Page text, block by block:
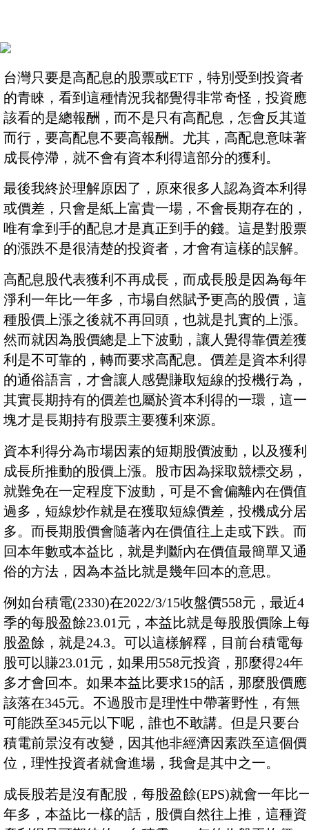
台灣只要是高配息的股票或ETF，特別受到投資者
的青睞，看到這種情況我都覺得非常奇怪，投資應
該看的是總報酬，而不是只有高配息，怎會反其道
而行，要高配息不要高報酬。尤其，高配息意味著
成長停滯，就不會有資本利得這部分的獲利。
最後我終於理解原因了，原來很多人認為資本利得
或價差，只會是紙上富貴一場，不會長期存在的，
唯有拿到手的配息才是真正到手的錢。這是對股票
的漲跌不是很清楚的投資者，才會有這樣的誤解。
高配息股代表獲利不再成長，而成長股是因為每年
淨利一年比一年多，市場自然賦予更高的股價，這
種股價上漲之後就不再回頭，也就是扎實的上漲。
然而就因為股價總是上下波動，讓人覺得靠價差獲
利是不可靠的，轉而要求高配息。價差是資本利得
的通俗語言，才會讓人感覺賺取短線的投機行為，
其實長期持有的價差也屬於資本利得的一環，這一
塊才是長期持有股票主要獲利來源。
資本利得分為市場因素的短期股價波動，以及獲利
成長所推動的股價上漲。股市因為採取競標交易，
就難免在一定程度下波動，可是不會偏離內在價值
過多，短線炒作就是在獲取短線價差，投機成分居
多。而長期股價會隨著內在價值往上走或下跌。而
回本年數或本益比，就是判斷內在價值最簡單又通
俗的方法，因為本益比就是幾年回本的意思。
例如台積電(2330)在2022/3/15收盤價558元，最近4
季的每股盈餘23.01元，本益比就是每股股價除上
股盈餘，就是24.3。可以這樣解釋，目前台積電每
股可以賺23.01元，如果用558元投資，那麼得24年
多才會回本。如果本益比要求15的話，那麼股價應
該落在345元。不過股市是理性中帶著野性，有無
可能跌至345元以下呢，誰也不敢講。但是只要台
積電前景沒有改變，因其他非經濟因素跌至這個價
位，理性投資者就會進場，我會是其中之一。
成長股若是沒有配股，每股盈餘(EPS)就會一年比
年多，本益比一樣的話，股價自然往上推，這種資